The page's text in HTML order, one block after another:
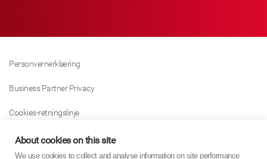
Personvernerklæring
Business Partner Privacy
Cookies-retningslinje
Modern Slavery Act Policy
About cookies on this site
We use cookies to collect and analyse information on site performance